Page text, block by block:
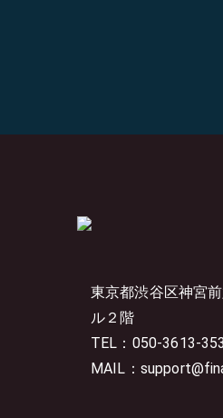
東京都渋谷区神宮
ル２階
TEL：050-3613-
MAIL：